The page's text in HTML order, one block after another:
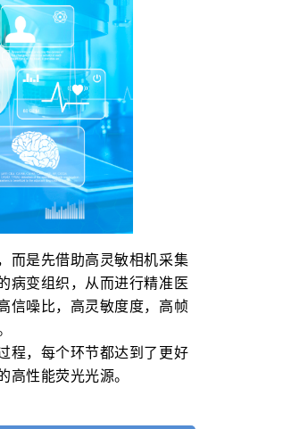
而是先借助高灵敏相机采集
病变组织，从而进行精准医
信噪比，高灵敏度度，高帧
程，每个环节都达到了更好
高性能荧光光源。